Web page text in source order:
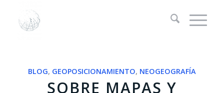
BLOG, GEOPOSICIONAMIENTO, NEOGEOGRAFÍA
SOBRE MAPAS Y